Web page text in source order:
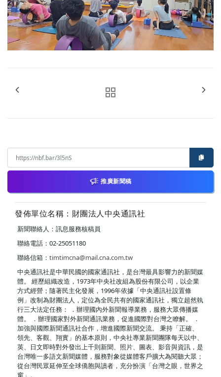
推廣新聞稿
發佈單位名稱：財團法人中央通訊社
新聞聯絡人：訊息服務核稿員
聯絡電話：02-25051180
聯絡信箱： timtimcna@mail.cna.com.tw
中央通訊社是中華民國的國家通訊社，是台灣最具影響力的新聞媒
體。 經歷組織改造，1973年中央社改組為股份有限公司，以企業
方式經營；隨著民主化發展，1996年依據「中央通訊社設置條
例」改制為財團法人，定位為全民共有的國家通訊社，獨立超然執
行三大法定任務： ．辦理國內外新聞報導業務，服務大眾傳播媒
體。 ．辦理國家對外新聞通訊業務，促進國際對台灣之瞭解。 ．
加強與國際新聞通訊社合作，增進國際新聞交流。 秉持「正確、
領先、客觀、翔實」的基本原則，中央社專業新聞團隊每天以中、
英、日文即時對外發出上千則新聞、照片、圖表、影音與資訊，是
台灣唯一多語文新聞媒體，服務對象從媒體客戶擴大為閱聽大眾；
從台灣民眾延伸至全球僑胞與讀者，充分扮演「台灣之眼，世界之
窗」。